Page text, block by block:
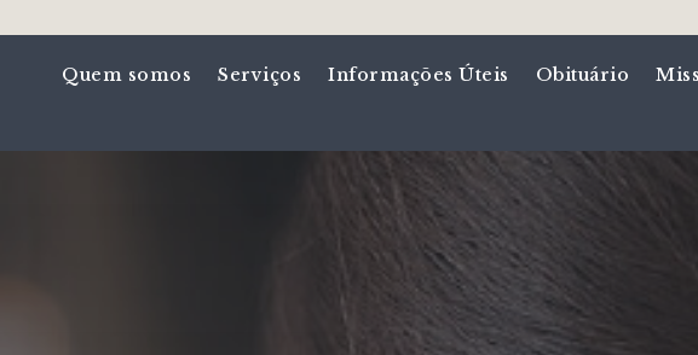
Quem somos Serviços Informações Úteis Obituário